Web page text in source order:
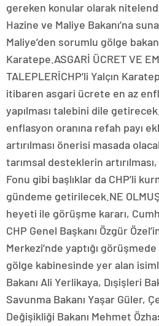
gereken konular olarak
Hazine ve Maliye Bakanı’na
Maliye’den sorumlu gölge
Karatepe.ASGARİ ÜCRET VE
TALEPLERİCHP’li Yalçın
itibaren asgari ücrete en az
yapılması talebini dile
enflasyon oranına refah payı
artırılması önerisi masada
tarımsal desteklerin
Fonu gibi başlıklar da CHP’li
gündeme getirilecek.NE
heyeti ile görüşme kararı,
CHP Genel Başkanı Özgür
Merkezi’nde yaptığı görüşmede
gölge kabinesinde yer alan
Bakanı Ali Yerlikaya, Dışişleri
Savunma Bakanı Yaşar Güler,
Değişikliği Bakanı Mehmet